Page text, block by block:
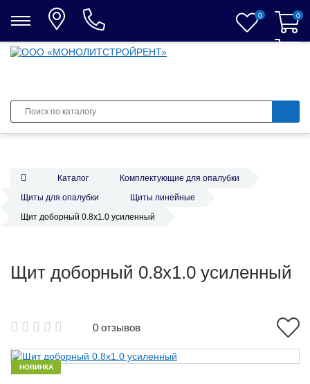
0 0
0
Каталог
Комплектующие для опалубки
Щиты для опалубки
Щиты линейные
Щит доборный 0.8х1.0 усиленный
Щит доборный 0.8х1.0 усиленный
0 отзывов
НОВИНКА